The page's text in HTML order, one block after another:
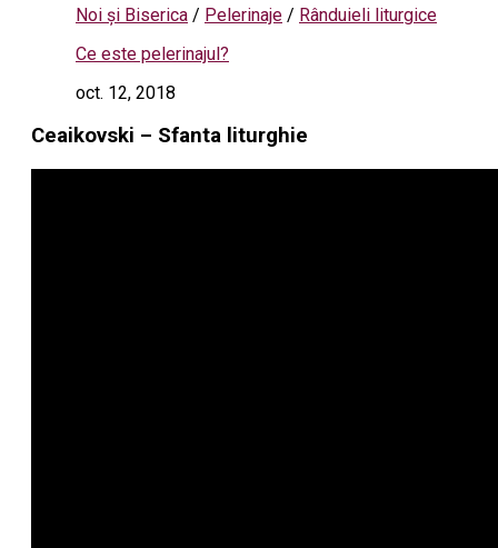
Noi și Biserica / Pelerinaje / Rânduieli liturgice
Ce este pelerinajul?
oct. 12, 2018
Ceaikovski – Sfanta liturghie